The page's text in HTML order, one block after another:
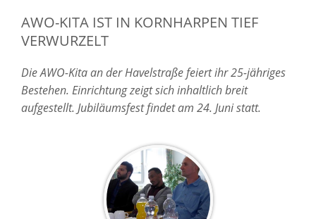
AWO-KITA IST IN KORNHARPEN TIEF
VERWURZELT
Die AWO-Kita an der Havelstraße feiert ihr 25-jähriges
Bestehen. Einrichtung zeigt sich inhaltlich breit
aufgestellt. Jubiläumsfest findet am 24. Juni statt.